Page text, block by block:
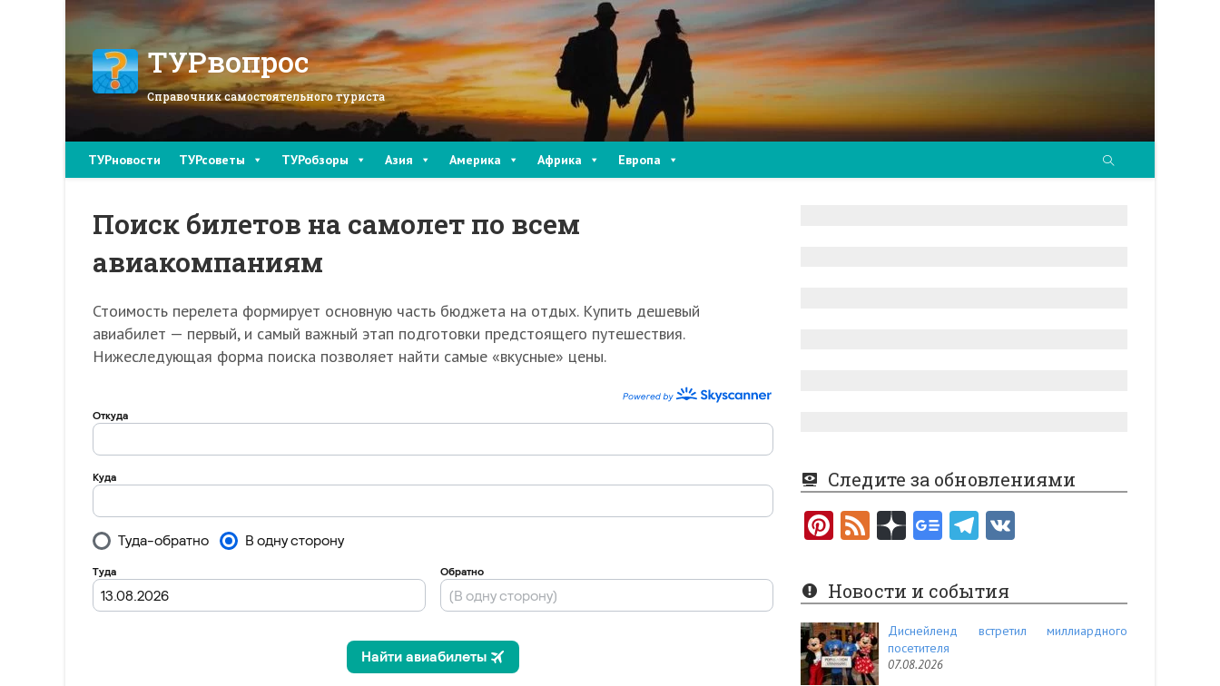
ТУРвопрос
Справочник самостоятельного туриста
ТУРновости ТУРсоветы ТУРобзоры Азия Америка Африка Европа
Поиск билетов на самолет по всем
авиакомпаниям
Стоимость перелета формирует основную часть бюджета на отдых. Купить дешевый
авиабилет — первый, и самый важный этап подготовки предстоящего путешествия.
Нижеследующая форма поиска позволяет найти самые «вкусные» цены.
Следите за обновлениями
Pi
er
es
t
F
e
d
Новости и события
Диснейленд встретил миллиардного
посетителя
07.08.2026